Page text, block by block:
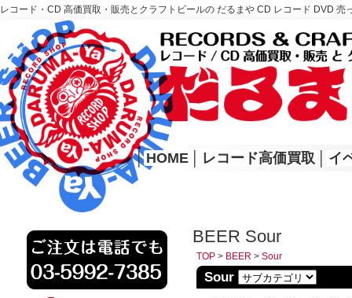
レコード・CD 高価買取・販売とクラフトビールの だるまや CD レコード DVD
レコード高価買取はこちら
HOME
│ HOME レコード高価買取 イ
BEER Sour
TOP > BEER > Sour
Sour